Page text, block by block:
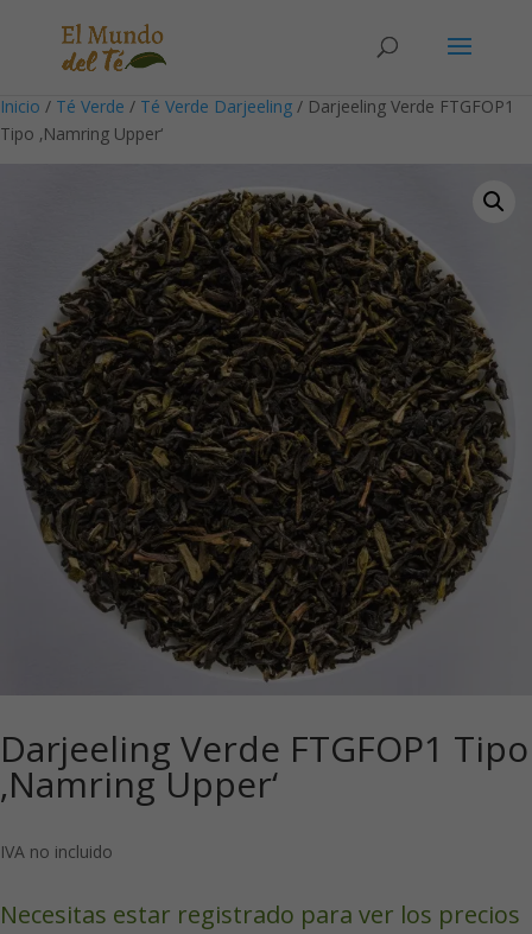
Inicio / Té Verde / Té Verde Darjeeling / Darjeeling Verde FTGFOP1
Tipo ‚Namring Upper‘
Darjeeling Verde FTGFOP1 Tipo
‚Namring Upper‘
IVA no incluido
Necesitas estar registrado para ver los precios